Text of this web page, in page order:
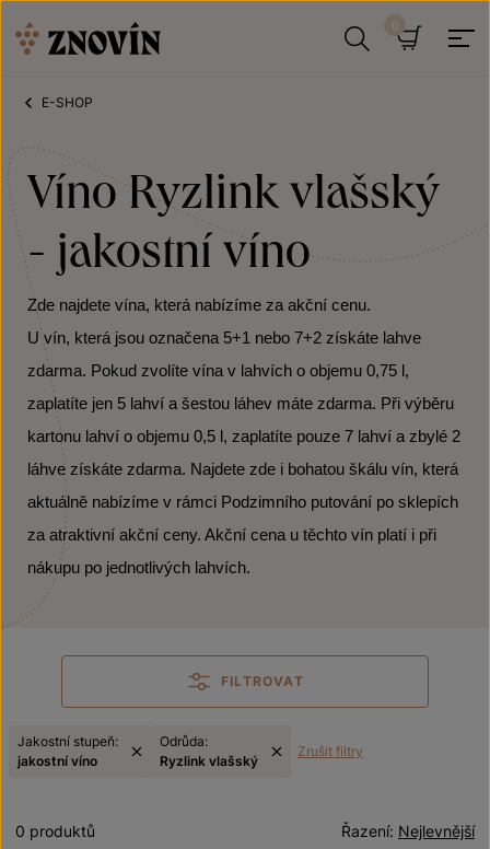
E-SHOP
Víno Ryzlink vlašský
- jakostní víno
Zde najdete vína, která nabízíme za akční cenu.
U vín, která jsou označena 5+1 nebo 7+2 získáte lahve
zdarma. Pokud zvolíte vína v lahvích o objemu 0,75 l,
zaplatíte jen 5 lahví a šestou láhev máte zdarma. Při výběru
kartonu lahví o objemu 0,5 l, zaplatíte pouze 7 lahví a zbylé 2
láhve získáte zdarma. Najdete zde i bohatou škálu vín, která
aktuálně nabízíme v rámci Podzimního putování po sklepích
za atraktivní akční ceny. Akční cena u těchto vín platí i při
nákupu po jednotlivých lahvích.
FILTROVAT
Jakostní stupeň:
jakostní víno
Odrůda:
Ryzlink vlašský
Zrušit filtry
Nejlevnější
Řazení:
0 produktů